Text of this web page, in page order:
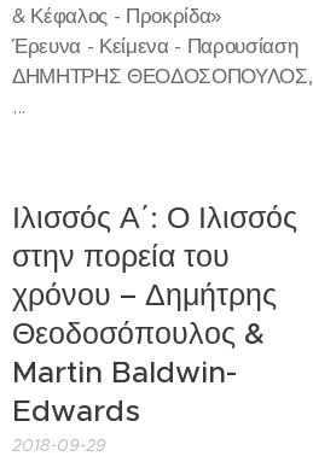
& Κέφαλος - Προκρίδα»
Έρευνα - Κείμενα - Παρουσίαση
ΔΗΜΗΤΡΗΣ ΘΕΟΔΟΣΟΠΟΥΛΟΣ,
...
Ιλισσός Α΄: Ο Ιλισσός
στην πορεία του
χρόνου – Δημήτρης
Θεοδοσόπουλος &
Martin Baldwin-
Edwards
2018-09-29